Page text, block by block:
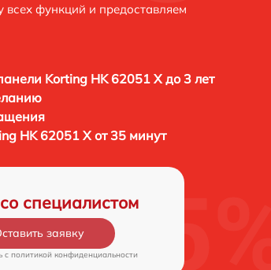
всех функций и предоставляем
Korting HK 62051 X до 3 лет
HK 62051 X от 35 минут
специалистом
заявку
c политикой конфиденциальности